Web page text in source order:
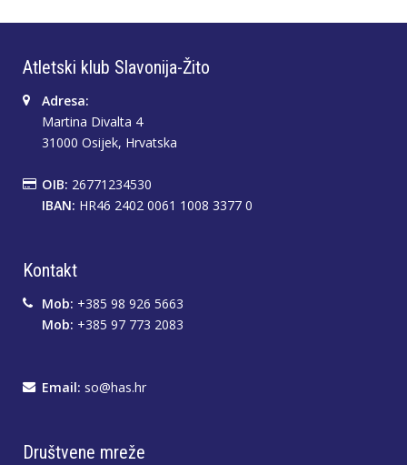
Atletski klub Slavonija-Žito
Adresa:
Martina Divalta 4
31000 Osijek, Hrvatska
OIB: 26771234530
IBAN: HR46 2402 0061 1008 3377 0
Kontakt
Mob: +385 98 926 5663
Mob: +385 97 773 2083
Email: so@has.hr
Društvene mreže